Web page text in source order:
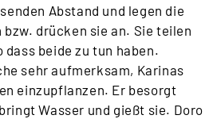
Abstand und legen die
drücken sie an. Sie teilen
dass beide zu tun haben.
sehr aufmerksam, Karinas
einzupflanzen. Er besorgt
Wasser und gießt sie. Doro